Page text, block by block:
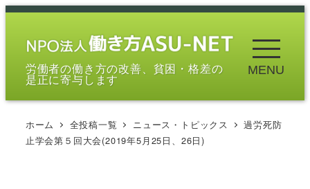
メ
労働者の働き方の改善、貧困・格差の
是正に寄与します
MENU
ホーム 全投稿一覧 ニュース・トピックス
過労死防
止学会第５回大会(2019年5月25日、26日)